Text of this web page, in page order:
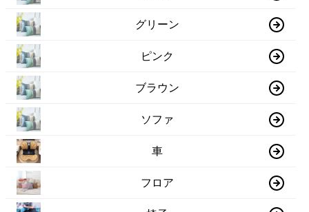
グリーン
ピンク
ブラウン
ソファ
車
フロア